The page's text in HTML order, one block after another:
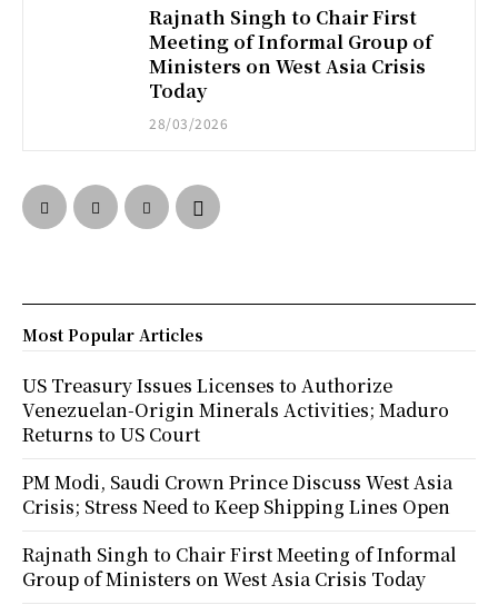
Rajnath Singh to Chair First
Meeting of Informal Group of
Ministers on West Asia Crisis
Today
28/03/2026
Most Popular Articles
US Treasury Issues Licenses to Authorize
Venezuelan-Origin Minerals Activities; Maduro
Returns to US Court
PM Modi, Saudi Crown Prince Discuss West Asia
Crisis; Stress Need to Keep Shipping Lines Open
Rajnath Singh to Chair First Meeting of Informal
Group of Ministers on West Asia Crisis Today